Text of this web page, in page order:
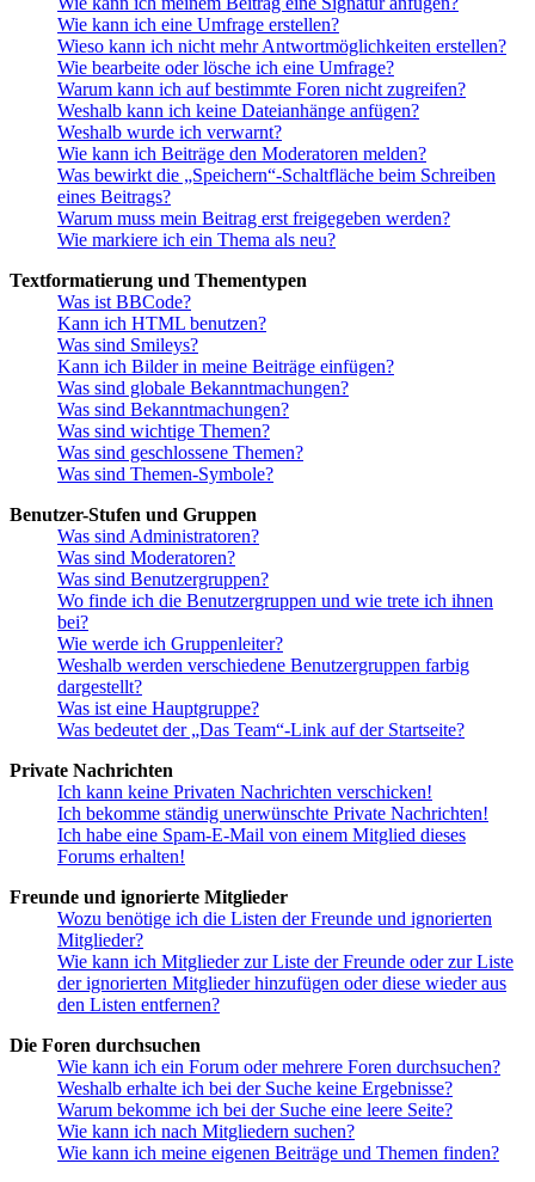
Wie kann ich eine Umfrage erstellen?
Wieso kann ich nicht mehr Antwortmöglichkeiten erstellen?
Wie bearbeite oder lösche ich eine Umfrage?
Warum kann ich auf bestimmte Foren nicht zugreifen?
Weshalb kann ich keine Dateianhänge anfügen?
Weshalb wurde ich verwarnt?
Wie kann ich Beiträge den Moderatoren melden?
Was bewirkt die „Speichern“-Schaltfläche beim Schreiben
eines Beitrags?
Warum muss mein Beitrag erst freigegeben werden?
Wie markiere ich ein Thema als neu?
Textformatierung und Thementypen
Was ist BBCode?
Kann ich HTML benutzen?
Was sind Smileys?
Kann ich Bilder in meine Beiträge einfügen?
Was sind globale Bekanntmachungen?
Was sind Bekanntmachungen?
Was sind wichtige Themen?
Was sind geschlossene Themen?
Was sind Themen-Symbole?
Benutzer-Stufen und Gruppen
Was sind Administratoren?
Was sind Moderatoren?
Was sind Benutzergruppen?
Wo finde ich die Benutzergruppen und wie trete ich ihnen
bei?
Wie werde ich Gruppenleiter?
Weshalb werden verschiedene Benutzergruppen farbig
dargestellt?
Was ist eine Hauptgruppe?
Was bedeutet der „Das Team“-Link auf der Startseite?
Private Nachrichten
Ich kann keine Privaten Nachrichten verschicken!
Ich bekomme ständig unerwünschte Private Nachrichten!
Ich habe eine Spam-E-Mail von einem Mitglied dieses
Forums erhalten!
Freunde und ignorierte Mitglieder
Wozu benötige ich die Listen der Freunde und ignorierten
Mitglieder?
Wie kann ich Mitglieder zur Liste der Freunde oder zur Liste
der ignorierten Mitglieder hinzufügen oder diese wieder aus
den Listen entfernen?
Die Foren durchsuchen
Wie kann ich ein Forum oder mehrere Foren durchsuchen?
Weshalb erhalte ich bei der Suche keine Ergebnisse?
Warum bekomme ich bei der Suche eine leere Seite?
Wie kann ich nach Mitgliedern suchen?
Wie kann ich meine eigenen Beiträge und Themen finden?